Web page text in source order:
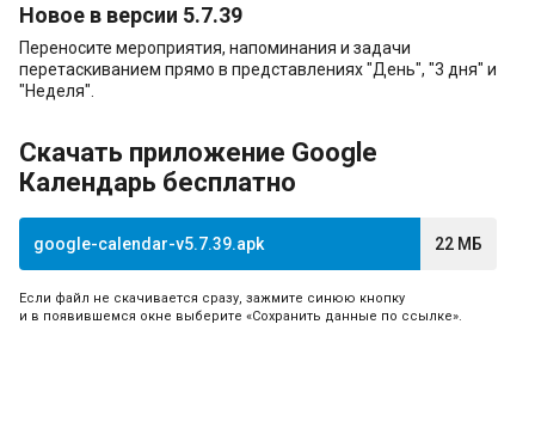
Новое в версии 5.7.39
Переносите мероприятия, напоминания и задачи
перетаскиванием прямо в представлениях "День", "3 дня" и
"Неделя".
Скачать приложение Google
Календарь бесплатно
google-calendar-v5.7.39.apk 22 МБ
Если файл не скачивается сразу, зажмите синюю кнопку
и в появившемся окне выберите «Сохранить данные по ссылке».